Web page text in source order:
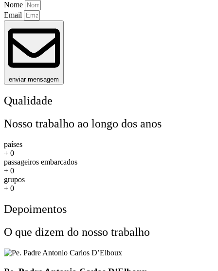
Nome
Email
enviar mensagem
Qualidade
Nosso trabalho ao longo dos anos
países
+ 0
passageiros embarcados
+ 0
grupos
+ 0
Depoimentos
O que dizem do nosso trabalho